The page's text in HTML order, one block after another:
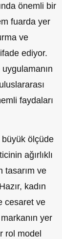
önemli bir
fuarda yer
ve
ediyor.
faydaları
büyük ölçüde
ağırlıklı
tasarım ve
kadın
cesaret ve
yer
rol model